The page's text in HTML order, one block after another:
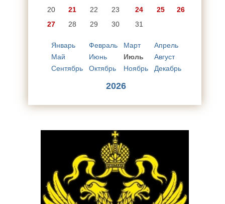
20
21 22 23 24 25
26
27
28 29 30 31
Январь Февраль Март
Апрель
Май
Июнь Июль
Август
Сентябрь
Октябрь Ноябрь Декабрь
2026